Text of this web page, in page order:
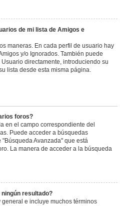
de mi lista de Amigos e
maneras. En cada perfil de usuario hay
y/o Ignorados. También puede
directamente, introduciendo su
lista desde esta misma página.
foros?
en el campo correspondiente del
Puede acceder a búsquedas
Avanzada" que está
La manera de acceder a la búsqueda
resultado?
e incluye muchos términos